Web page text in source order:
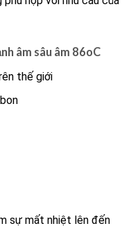
âm sâu âm 86oC
thế giới
sự mất nhiệt lên đến